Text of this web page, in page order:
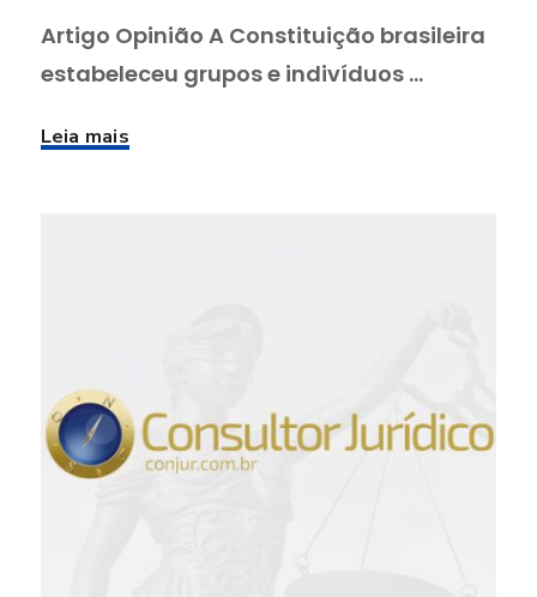
Artigo Opinião A Constituição brasileira
estabeleceu grupos e indivíduos ...
Leia mais